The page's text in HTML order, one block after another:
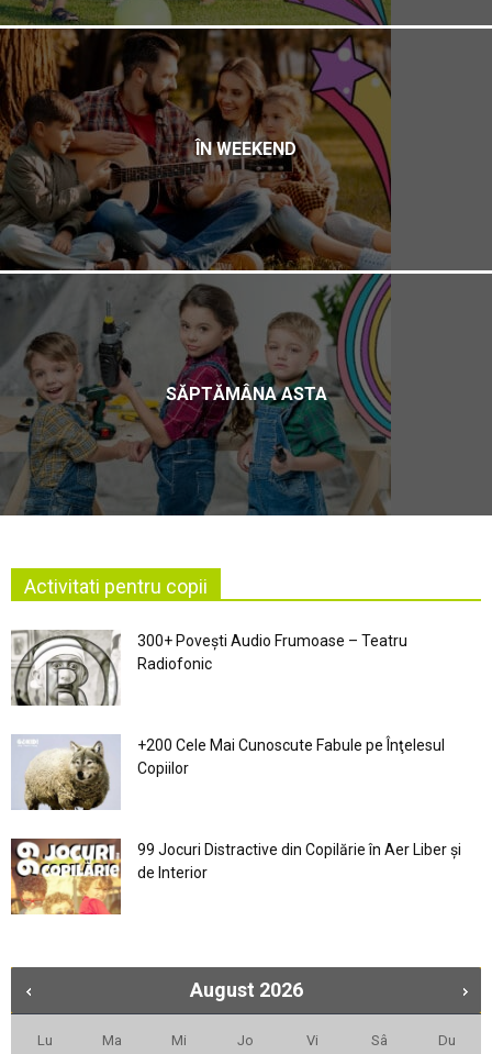
ÎN WEEKEND
SĂPTĂMÂNA ASTA
Activitati pentru copii
300+ Povești Audio Frumoase – Teatru
Radiofonic
+200 Cele Mai Cunoscute Fabule pe Înţelesul
Copiilor
99 Jocuri Distractive din Copilărie în Aer Liber şi
de Interior
August 2026
Lu Ma Mi Jo Vi Sâ Du